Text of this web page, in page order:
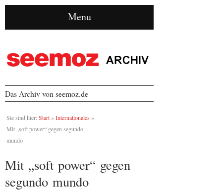
Menu
Das Archiv von seemoz.de
Sie sind hier: Start » Internationales »
Mit „soft power“ gegen segundo
mundo
Mit „soft power“ gegen
segundo mundo